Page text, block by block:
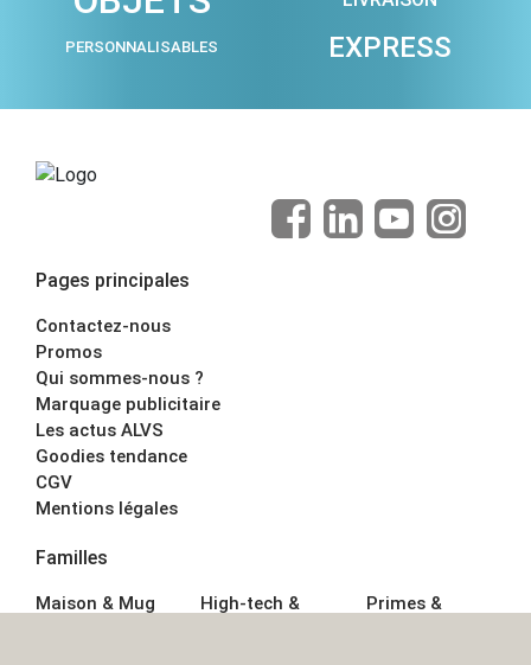
PERSONNALISABLES EXPRESS
Pages principales
Contactez-nous
Promos
Qui sommes-nous ?
Marquage publicitaire
Les actus ALVS
Goodies tendance
CGV
Mentions légales
Familles
Maison & Mug
High-tech &
Primes &